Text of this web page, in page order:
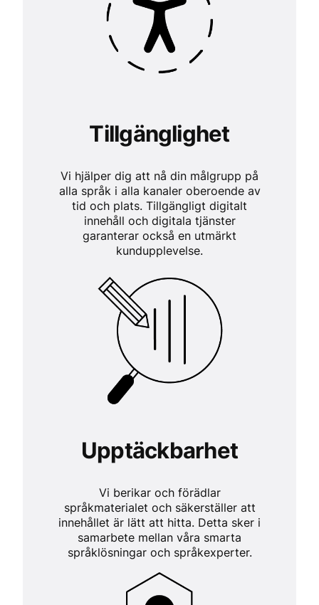
Tillgänglighet
Vi hjälper dig att nå din målgrupp på
alla språk i alla kanaler oberoende av
tid och plats. Tillgängligt digitalt
innehåll och digitala tjänster
garanterar också en utmärkt
kundupplevelse.
Upptäckbarhet
Vi berikar och förädlar
språkmaterialet och säkerställer att
innehållet är lätt att hitta. Detta sker i
samarbete mellan våra smarta
språklösningar och språkexperter.